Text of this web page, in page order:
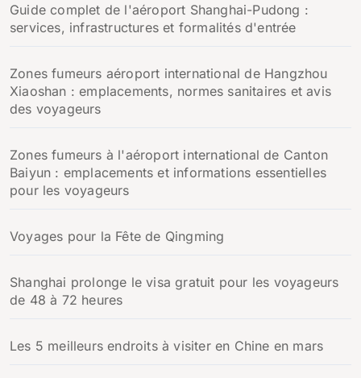
Guide complet de l'aéroport Shanghai-Pudong :
services, infrastructures et formalités d'entrée
Zones fumeurs aéroport international de Hangzhou
Xiaoshan : emplacements, normes sanitaires et avis
des voyageurs
Zones fumeurs à l'aéroport international de Canton
Baiyun : emplacements et informations essentielles
pour les voyageurs
Voyages pour la Fête de Qingming
Shanghai prolonge le visa gratuit pour les voyageurs
de 48 à 72 heures
Les 5 meilleurs endroits à visiter en Chine en mars